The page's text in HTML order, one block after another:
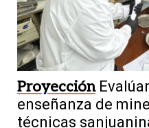
Proyección
enseñanza de
técnicas